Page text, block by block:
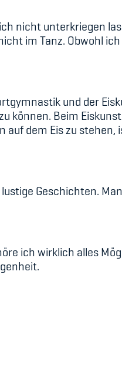
nicht unterkriegen
im Tanz. Obwohl
und der
können. Beim
auf dem Eis zu stehen,
Geschichten.
ich wirklich alles